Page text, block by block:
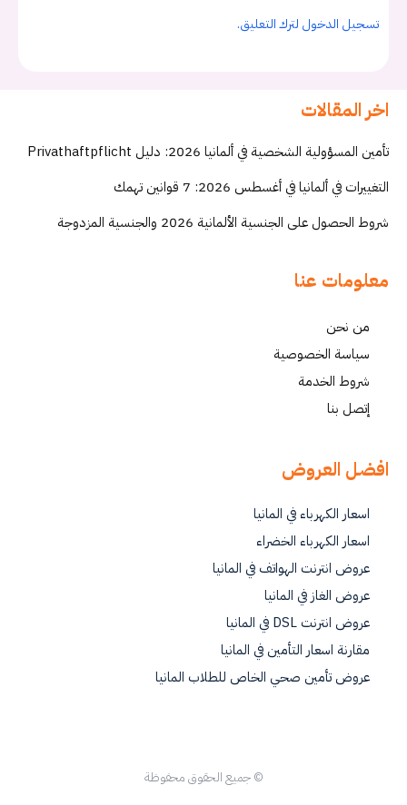
تسجيل الدخول لترك التعليق.
اخر المقالات
تأمين المسؤولية الشخصية في ألمانيا 2026: دليل Privathaftpflicht
التغييرات في ألمانيا في أغسطس 2026: 7 قوانين تهمك
شروط الحصول على الجنسية الألمانية 2026 والجنسية المزدوجة
معلومات عنا
من نحن
سياسة الخصوصية
شروط الخدمة
إتصل بنا
افضل العروض
اسعار الكهرباء في المانيا
اسعار الكهرباء الخضراء
عروض انترنت الهواتف في المانيا
عروض الغاز في المانيا
عروض انترنت DSL في المانيا
مقارنة اسعار التأمين في المانيا
عروض تأمين صحي الخاص للطلاب المانيا
© جميع الحقوق محفوظة